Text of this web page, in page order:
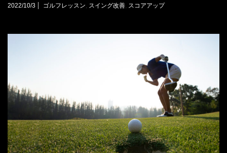
2022/10/3 ゴルフレッスン, スイング改善, スコアアップ